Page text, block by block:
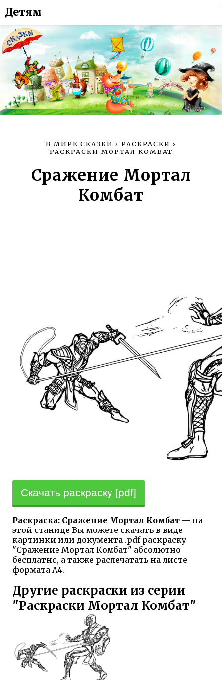
Детям
В МИРЕ СКАЗКИ › РАСКРАСКИ ›
РАСКРАСКИ МОРТАЛ КОМБАТ
Сражение Мортал
Комбат
Скачать раскраску [pdf]
Раскраска: Сражение Мортал Комбат — на
этой станице Вы можете скачать в виде
картинки или документа .pdf раскраску
"Сражение Мортал Комбат" абсолютно
бесплатно, а также распечатать на листе
формата А4.
Другие раскраски из серии
"Раскраски Мортал Комбат"